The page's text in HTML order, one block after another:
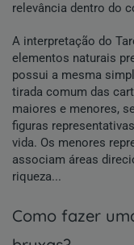
relevância dentro do
A interpretação do
elementos naturais
possui a mesma
tirada comum das
maiores e menores,
figuras
vida. Os menores
associam áreas
riqueza...
como fazer uma leitura com o tarô das